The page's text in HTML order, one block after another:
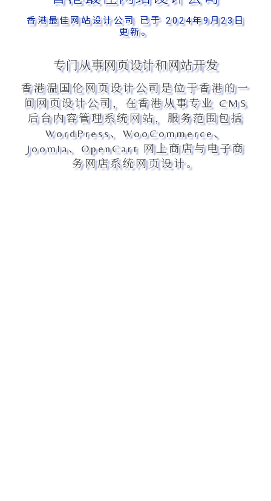
香港最佳网站设计公司 已于 2024年9月23日
更新。
专门从事网页设计和网站开发
香港温国伦网页设计公司是位于香港的一
间网页设计公司，在香港从事专业 CMS
后台内容管理系统网站，服务范围包括
WordPress、WooCommerce、
Joomla、OpenCart 网上商店与电子商
务网店系统网页设计。